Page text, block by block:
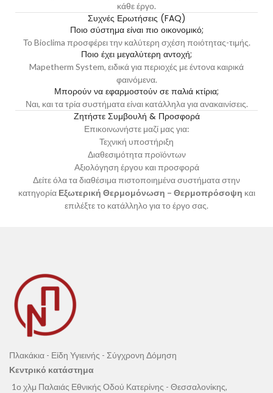
κάθε έργο.
Συχνές Ερωτήσεις (FAQ)
Ποιο σύστημα είναι πιο οικονομικό;
Το Bioclima προσφέρει την καλύτερη σχέση ποιότητας-τιμής.
Ποιο έχει μεγαλύτερη αντοχή;
Mapetherm System, ειδικά για περιοχές με έντονα καιρικά
φαινόμενα.
Μπορούν να εφαρμοστούν σε παλιά κτίρια;
Ναι, και τα τρία συστήματα είναι κατάλληλα για ανακαινίσεις.
Ζητήστε Συμβουλή & Προσφορά
Επικοινωνήστε μαζί μας για:
Τεχνική υποστήριξη
Διαθεσιμότητα προϊόντων
Αξιολόγηση έργου και προσφορά
Δείτε όλα τα διαθέσιμα πιστοποιημένα συστήματα στην
κατηγορία Εξωτερική Θερμομόνωση – Θερμοπρόσοψη και
επιλέξτε το κατάλληλο για το έργο σας.
Πλακάκια - Είδη Υγιεινής - Σύγχρονη Δόμηση
Κεντρικό κατάστημα
1ο χλμ Παλαιάς Εθνικής Οδού Κατερίνης - Θεσσαλονίκης,